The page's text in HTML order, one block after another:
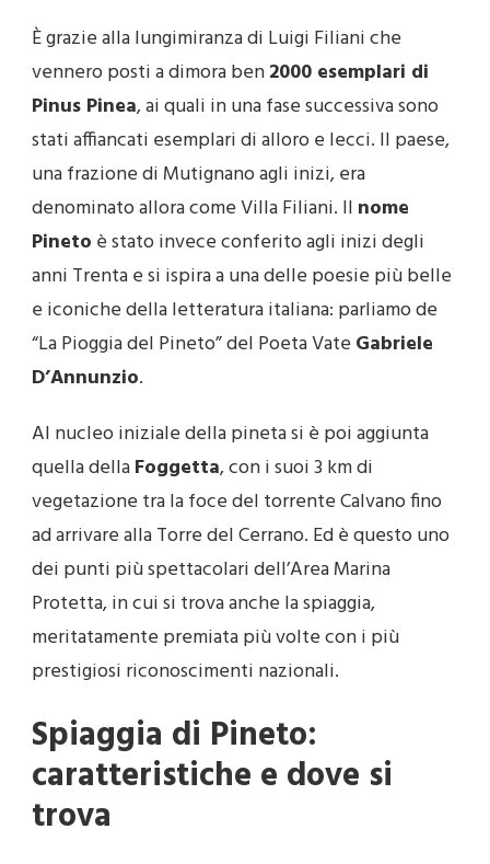
È grazie alla lungimiranza di Luigi Filiani che
vennero posti a dimora ben2000 esemplari di
Pinus Pinea, ai quali in una fase successiva sono
stati affiancati esemplari di alloro e lecci. Il paese,
una frazione di Mutignano agli inizi, era
denominato allora come Villa Filiani. Il nome
Pineto è stato invece conferito agli inizi degli
anni Trenta e si ispira a una delle poesie più belle
e iconiche della letteratura italiana: parliamo de
“La Pioggia del Pineto” del Poeta Vate Gabriele
D’Annunzio.
Al nucleo iniziale della pineta si è poi aggiunta
quella dellaFoggetta, con i suoi 3 km di
vegetazione tra la foce del torrente Calvano fino
ad arrivare alla Torre del Cerrano. Ed è questo uno
dei punti più spettacolari dell’Area Marina
Protetta, in cui si trova anche la spiaggia,
meritatamente premiata più volte con i più
prestigiosi riconoscimenti nazionali.
Spiaggia di Pineto:
caratteristiche e dove si
trova